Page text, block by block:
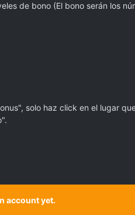
de bono (El bono serán los
solo haz click en el lugar
account yet.